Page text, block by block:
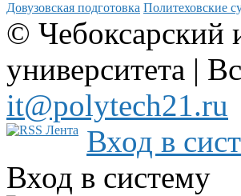
Довузовская подготовка Политеховские
© Чебоксарский
университета |
it@polytech21.ru
Вход в
Вход в систему